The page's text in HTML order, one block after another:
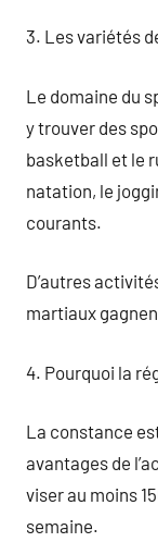
3. Les variétés
Le domaine du
y trouver des
basketball et le
natation, le
courants.
D’autres
martiaux
4. Pourquoi la
La constance
avantages de
viser au moins
semaine.